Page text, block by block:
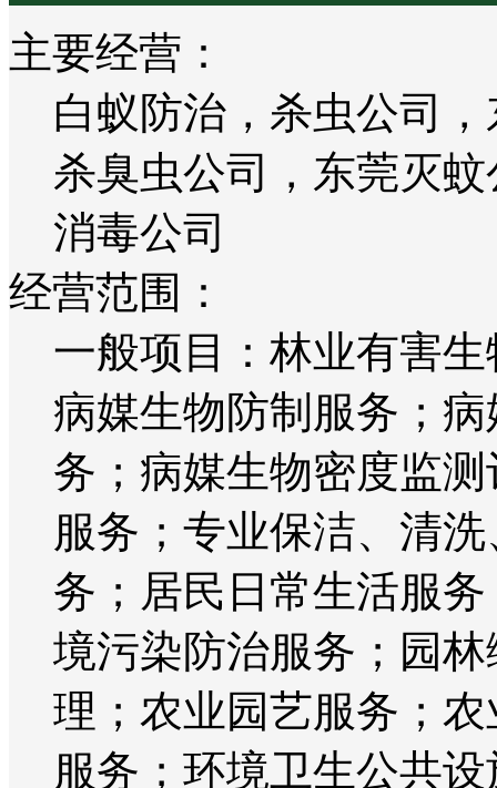
主要经营：
白蚁防治，杀虫公司
杀臭虫公司，东莞灭
消毒公司
经营范围：
一般项目：林业有害
病媒生物防制服务；
务；病媒生物密度监
服务；专业保洁、清
务；居民日常生活服
境污染防治服务；园
理；农业园艺服务；
服务；环境卫生公共